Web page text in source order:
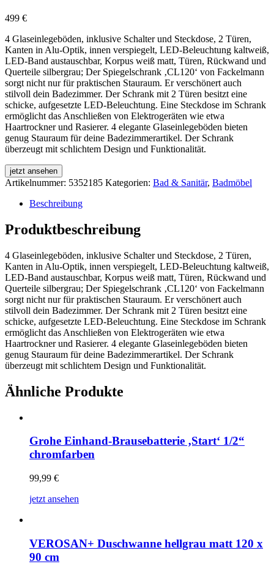
499 €
4 Glaseinlegeböden, inklusive Schalter und Steckdose, 2 Türen,
Kanten in Alu-Optik, innen verspiegelt, LED-Beleuchtung kaltweiß,
LED-Band austauschbar, Korpus weiß matt, Türen, Rückwand und
Querteile silbergrau; Der Spiegelschrank ‚CL120‘ von Fackelmann
sorgt nicht nur für praktischen Stauraum. Er verschönert auch
stilvoll dein Badezimmer. Der Schrank mit 2 Türen besitzt eine
schicke, aufgesetzte LED-Beleuchtung. Eine Steckdose im Schrank
ermöglicht das Anschließen von Elektrogeräten wie etwa
Haartrockner und Rasierer. 4 elegante Glaseinlegeböden bieten
genug Stauraum für deine Badezimmerartikel. Der Schrank
überzeugt mit schlichtem Design und Funktionalität.
jetzt ansehen
Artikelnummer: 5352185 Kategorien: Bad & Sanitär, Badmöbel
Beschreibung
Produktbeschreibung
4 Glaseinlegeböden, inklusive Schalter und Steckdose, 2 Türen,
Kanten in Alu-Optik, innen verspiegelt, LED-Beleuchtung kaltweiß,
LED-Band austauschbar, Korpus weiß matt, Türen, Rückwand und
Querteile silbergrau; Der Spiegelschrank ‚CL120‘ von Fackelmann
sorgt nicht nur für praktischen Stauraum. Er verschönert auch
stilvoll dein Badezimmer. Der Schrank mit 2 Türen besitzt eine
schicke, aufgesetzte LED-Beleuchtung. Eine Steckdose im Schrank
ermöglicht das Anschließen von Elektrogeräten wie etwa
Haartrockner und Rasierer. 4 elegante Glaseinlegeböden bieten
genug Stauraum für deine Badezimmerartikel. Der Schrank
überzeugt mit schlichtem Design und Funktionalität.
Ähnliche Produkte
Grohe Einhand-Brausebatterie ‚Start‘ 1/2“
chromfarben
99,99 €
jetzt ansehen
VEROSAN+ Duschwanne hellgrau matt 120 x
90 cm